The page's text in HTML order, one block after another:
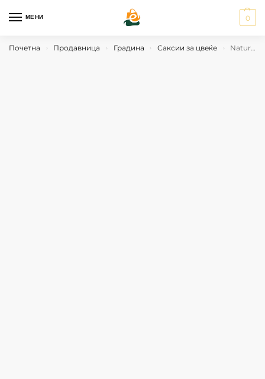
МЕНИ 0
Почетна › Продавница › Градина › Саксии за цвеќе › Natural Deluxe правоаголна жардињера 100x43x33 cm